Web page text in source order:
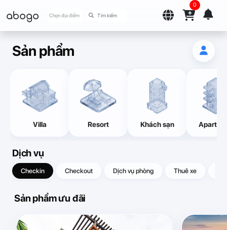
abogo Chọn địa điểm
0
Sản phẩm
Villa Resort Khách sạn
Dịch vụ
Checkin Checkout Dịch vụ phòng Thuê xe
Sản phẩm ưu đãi